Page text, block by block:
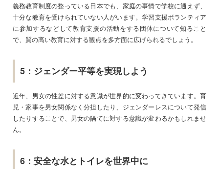
義務教育制度の整っている日本でも、家庭の事情で学校に通えず、
十分な教育を受けられていない人がいます。学習支援ボランティア
に参加するなどして教育支援の活動をする団体について知ること
で、質の高い教育に対する観点を多方面に広げられるでしょう。
5：ジェンダー平等を実現しよう
近年、男女の性差に対する意識が世界的に変わってきています。育
児・家事を男女関係なく分担したり、ジェンダーレスについて発信
したりすることで、男女の隔てに対する意識が変わるかもしれませ
ん。
6：安全な水とトイレを世界中に